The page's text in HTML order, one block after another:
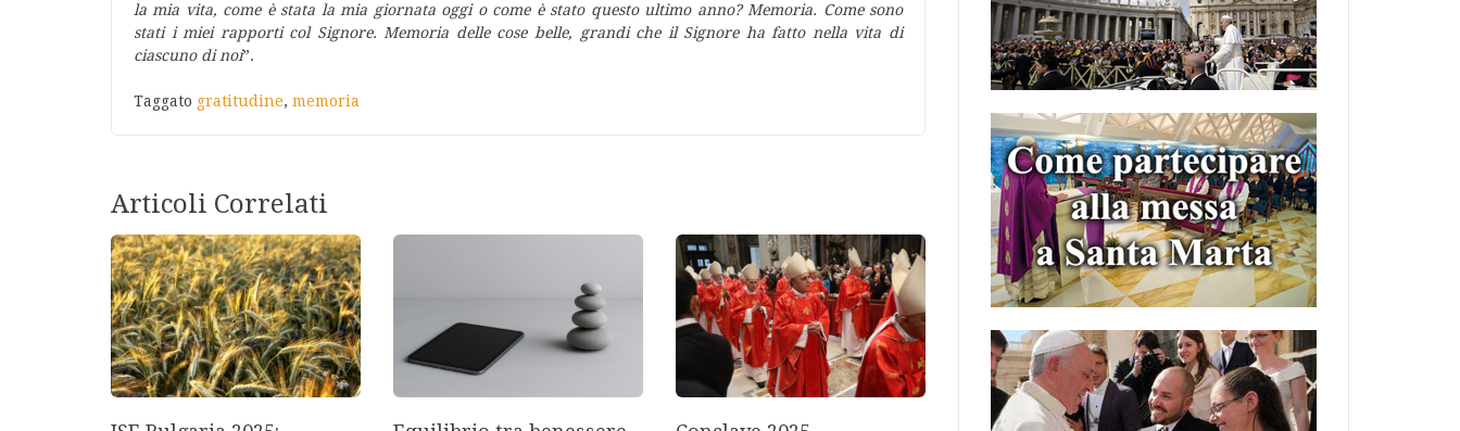
la mia vita, come è stata la mia giornata oggi o come è stato questo ultimo anno? Memoria. Come sono
stati i miei rapporti col Signore. Memoria delle cose belle, grandi che il Signore ha fatto nella vita di
ciascuno di noi”.
Taggato gratitudine, memoria
Articoli Correlati